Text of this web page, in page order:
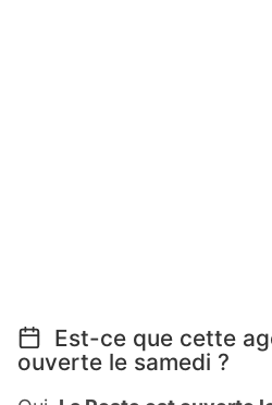
Est-ce que cette
ouverte le samedi ?